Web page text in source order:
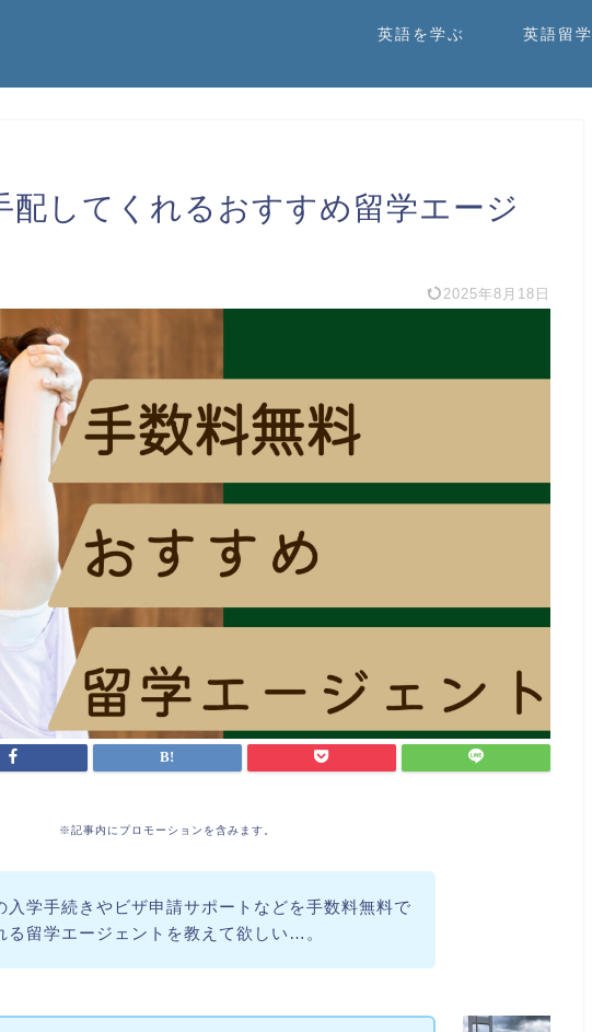
英語を学ぶ 英語留学
配してくれるおすすめ留学エージ
2025年8月18日
※記事内にプロモーションを含みます。
入学手続きやビザ申請サポートなどを手数料無料で
る留学エージェントを教えて欲しい…。